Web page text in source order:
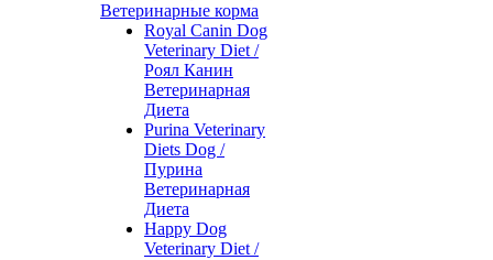
Ветеринарные корма
Royal Canin Dog
Veterinary Diet /
Роял Канин
Ветеринарная
Диета
Purina Veterinary
Diets Dog /
Пурина
Ветеринарная
Диета
Happy Dog
Veterinary Diet /